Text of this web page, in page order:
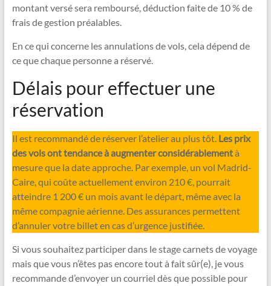
montant versé sera remboursé, déduction faite de 10 % de
frais de gestion préalables.
En ce qui concerne les annulations de vols, cela dépend de
ce que chaque personne a réservé.
Délais pour effectuer une
réservation
Il est recommandé de réserver l’atelier au plus tôt. Les prix
des vols ont tendance à augmenter considérablementà
mesure que la date approche. Par exemple, un vol Madrid-
Caire, qui coûte actuellement environ 210 €, pourrait
atteindre 1 200 € un mois avant le départ, même avec la
même compagnie aérienne. Des assurances permettent
d’annuler votre billet en cas d’urgence justifiée.
Si vous souhaitez participer dans le stage carnets de voyage
mais que vous n’êtes pas encore tout à fait sûr(e), je vous
recommande d’envoyer un courriel dès que possible pour